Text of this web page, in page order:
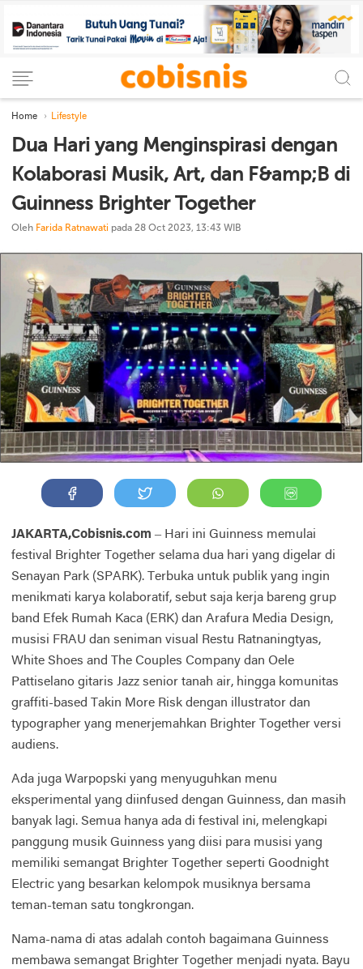
Home Lifestyle
Dua Hari yang Menginspirasi dengan
Kolaborasi Musik, Art, dan F&amp;B di
Guinness Brighter Together
Oleh Farida Ratnawati pada 28 Oct 2023, 13:43 WIB
JAKARTA,Cobisnis.com – Hari ini Guinness memulai
festival Brighter Together selama dua hari yang digelar di
Senayan Park (SPARK). Terbuka untuk publik yang ingin
menikmati karya kolaboratif, sebut saja kerja bareng grup
band Efek Rumah Kaca (ERK) dan Arafura Media Design,
musisi FRAU dan seniman visual Restu Ratnaningtyas,
White Shoes and The Couples Company dan Oele
Pattiselano gitaris Jazz senior tanah air, hingga komunitas
graffiti-based Takin More Risk dengan illustrator dan
typographer yang menerjemahkan Brighter Together versi
audiens.
Ada juga Warpopski yang menyuguhkan menu
eksperimental yang diinfused dengan Guinness, dan masih
banyak lagi. Semua hanya ada di festival ini, melengkapi
panggung musik Guinness yang diisi para musisi yang
memiliki semangat Brighter Together seperti Goodnight
Electric yang besarkan kelompok musiknya bersama
teman-teman satu tongkrongan.
Nama-nama di atas adalah contoh bagaimana Guinness
membawa semangat Brighter Together menjadi nyata. Bayu